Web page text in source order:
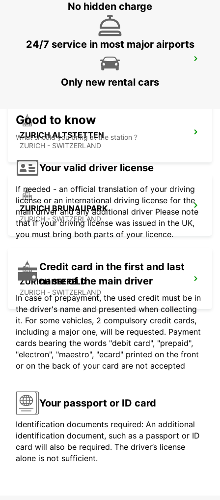
ZURICH SCHLIEREN AMAG
SCHLIEREN - SWITZERLAND
ZURICH ALTSTETTEN
ZURICH - SWITZERLAND
ZURICH BRUNAUPARK
ZURICH - SWITZERLAND
ZURICH SEEFELD
ZURICH - SWITZERLAND
No hidden charge
24/7 service in most major airports
Only new rental cars
Good to know
What should you bring at the station ?
Your valid driver license
If needed - an official translation of your driving
license or an international driving license for the
main driver and any additional driver Please note
that if your driving license was issued in the UK,
you must bring both parts of your licence.
Credit card in the first and last
name of the main driver
In case of prepayment, the used credit must be in
the driver's name and presented when collecting
it. For some vehicles, 2 compulsory credit cards,
including a major one, will be requested. Payment
cards bearing the words "debit card", "prepaid",
"electron", "maestro", "ecard" printed on the front
or on the back of your card are not accepted
Your passport or ID card
Identification documents required: An additional
identification document, such as a passport or ID
card will also be required. The driver’s license
alone is not sufficient.